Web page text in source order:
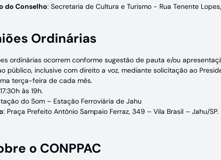
do Conselho: Secretaria de Cultura e Turismo - Rua Tenente
Ordinárias
ordinárias ocorrem conforme sugestão de pauta e/ou
público, inclusive com direito a voz, mediante solicitação ao
terça-feira de cada mês.
às 19h.
do Som – Estação Ferroviária de Jahu
: Praça Prefeito Antônio Sampaio Ferraz, 349 – Vila Brasil – Jahu/SP.
o CONPPAC